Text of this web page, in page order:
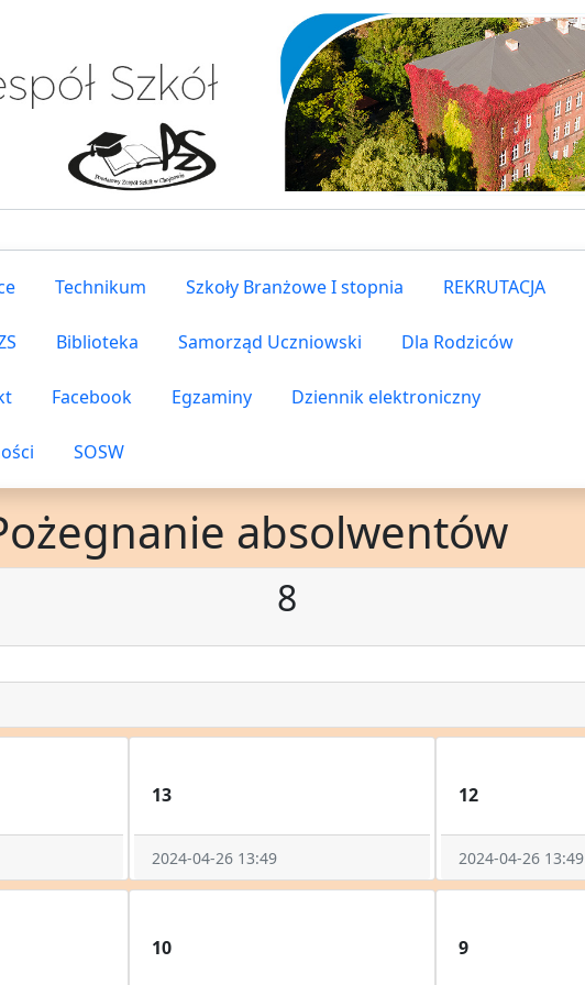
Technikum Szkoły Branżowe I stopnia REKRUTACJA
Biblioteka Samorząd Uczniowski Dla Rodziców
Facebook Egzaminy Dziennik elektroniczny
SOSW
absolwentów
8
13
2024-04-26 13:49
12
2024-04-26 13:49
10 9